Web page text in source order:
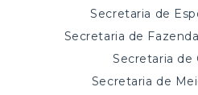
Secretaria de
Secretaria de
Secretaria de
Secretaria de